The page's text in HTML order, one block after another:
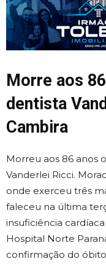
Morre aos
dentista
Cambira
Morreu aos 86 anos
Vanderlei Ricci.
onde exerceu três
faleceu na última
insuficiência
Hospital Norte
confirmação do